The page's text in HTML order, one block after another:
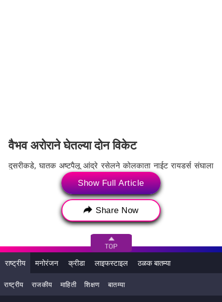
वैभव अरोराने घेतल्या दोन विकेट
दुसरीकडे, घातक अष्टपैलू आंद्रे रसेलने कोलकाता नाईट रायडर्स संघाला
पहिले मोठे यश मिळवून दिले. कोलकाता नाईट रायडर्सकडून वैभव अरोराने
सर्वाधिक दोन विकेट्स घेतल्या. वैभव अरोरा व्यतिरिक्त आंद्रे रसेल आणि
वरुण चक्रवर्ती यांनी प्रत्येकी एक विकेट घेतली. हा सामना जिंकण्यासाठी
कोलकाता नाईट रायडर्स संघाला 20 षटकांत 202 धावा कराव्या लागतील.
दोन्ही संघांना हा सामना जिंकून स्पर्धेत दोन गुण मिळवायचे आहेत.
Tags: 2025 Indian Premier League
2025 Tata Indian Premier League 2025 Tata IPL
Ajinkya Rahane CSK vs SRH 2025
Show Full Article
Share Now
राष्ट्रीय मनोरंजन क्रीडा लाइफस्टाइल ठळक बातम्या
राष्ट्रीय राजकीय माहिती शिक्षण बातम्या